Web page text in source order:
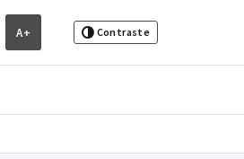
A+ Contraste